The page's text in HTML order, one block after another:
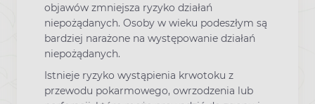
objawów zmniejsza ryzyko działań
niepożądanych. Osoby w wieku podeszłym są
bardziej narażone na występowanie działań
niepożądanych.
Istnieje ryzyko wystąpienia krwotoku z
przewodu pokarmowego, owrzodzenia lub